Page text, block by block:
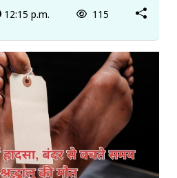
12:15 p.m. 115